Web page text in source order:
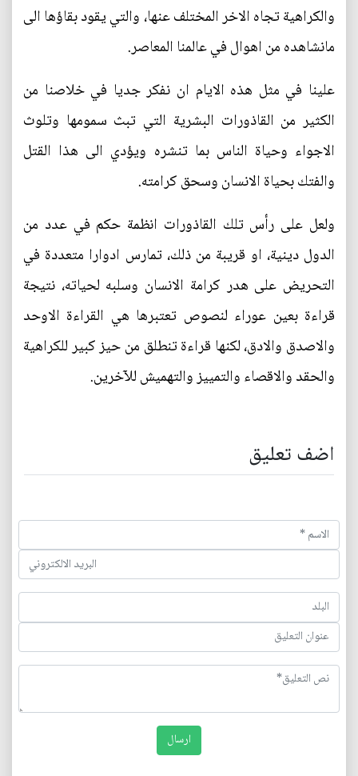
والكراهية تجاه الاخر المختلف عنها، والتي يقود بقاؤها الى
مانشاهده من اهوال في عالمنا المعاصر.
علينا في مثل هذه الايام ان نفكر جديا في خلاصنا من
الكثير من القاذورات البشرية التي تبث سمومها وتلوث
الاجواء وحياة الناس بما تنشره ويؤدي الى هذا القتل
والفتك بحياة الانسان وسحق كرامته.
ولعل على رأس تلك القاذورات انظمة حكم في عدد من
الدول دينية، او قريبة من ذلك، تمارس ادوارا متعددة في
التحريض على هدر كرامة الانسان وسلبه لحياته، نتيجة
قراءة بعين عوراء لنصوص تعتبرها هي القراءة الاوحد
والاصدق والادق، لكنها قراءة تنطلق من حيز كبير للكراهية
والحقد والاقصاء والتمييز والتهميش للآخرين.
اضف تعليق